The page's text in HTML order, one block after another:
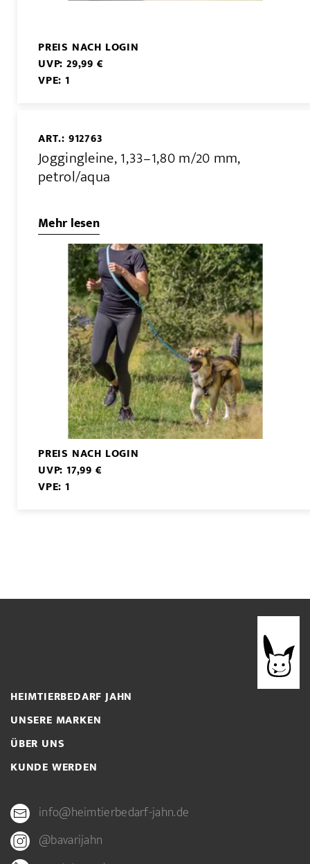
PREIS NACH LOGIN
UVP: 29,99 €
VPE: 1
ART.: 912763
Joggingleine, 1,33–1,80 m/20 mm,
petrol/aqua
Mehr lesen
PREIS NACH LOGIN
UVP: 17,99 €
VPE: 1
HEIMTIERBEDARF JAHN
UNSERE MARKEN
ÜBER UNS
KUNDE WERDEN
info@heimtierbedarf-jahn.de
@bavarijahn